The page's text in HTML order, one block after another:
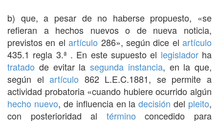
b) que, a pesar de no haberse propuesto, «se
refieran a hechos nuevos o de nueva noticia,
previstos en elartículo 286», según dice el artículo
435.1 regla 3.ª . En este supuesto el legisladorha
tratado de evitar la segunda instancia, en la que,
según elartículo 862 L.E.C.1881, se permite a
actividad probatoria «cuando hubiere ocurrido algún
hecho nuevo, de influencia en ladecisión del pleito,
con posterioridad al término concedido para